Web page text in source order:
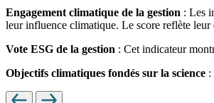
Engagement climatique de la gestion : Les
leur influence climatique. Le score reflète
Vote ESG de la gestion : Cet indicateur
Objectifs climatiques fondés sur la science :